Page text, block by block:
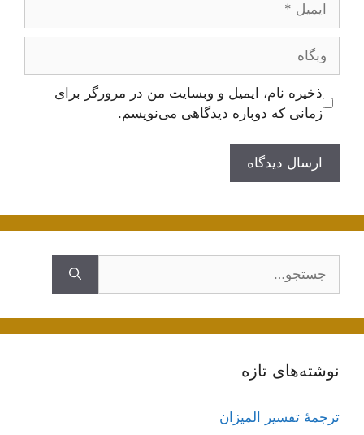
وبگاه
ذخیره نام، ایمیل و وبسایت من در مرورگر برای
زمانی که دوباره دیدگاهی می‌نویسم.
نوشته‌های تازه
ترجمۀ تفسیر المیزان